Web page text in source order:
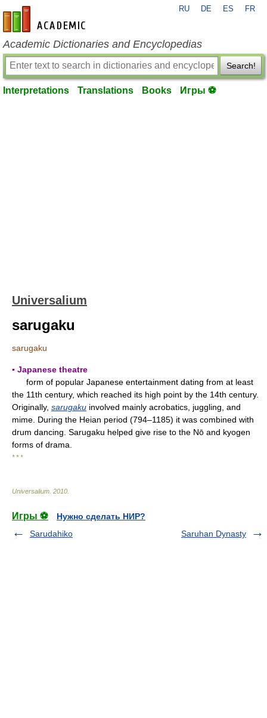
en-academic.com
RU DE ES FR
Academic Dictionaries and Encyclopedias
Search!
Interpretations Translations Books Игры ⚽
Universalium
sarugaku
sarugaku
▪ Japanese theatre
form of popular Japanese entertainment dating from at least
the 11th century, which reached its high point by the 14th century.
Originally, sarugaku involved mainly acrobatics, juggling, and
mime. During the Heian period (794–1185) it was combined with
drum dancing. Sarugaku helped give rise to the Nō and kyogen
forms of drama.
* * *
Universalium 2010
Игры ⚽
Нужно сделать НИР?
Sarudahiko
Saruhan Dynasty